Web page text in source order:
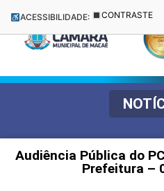
ACESSIBILIDADE: CONTRASTE
Audiência Pública do
Prefeitura –